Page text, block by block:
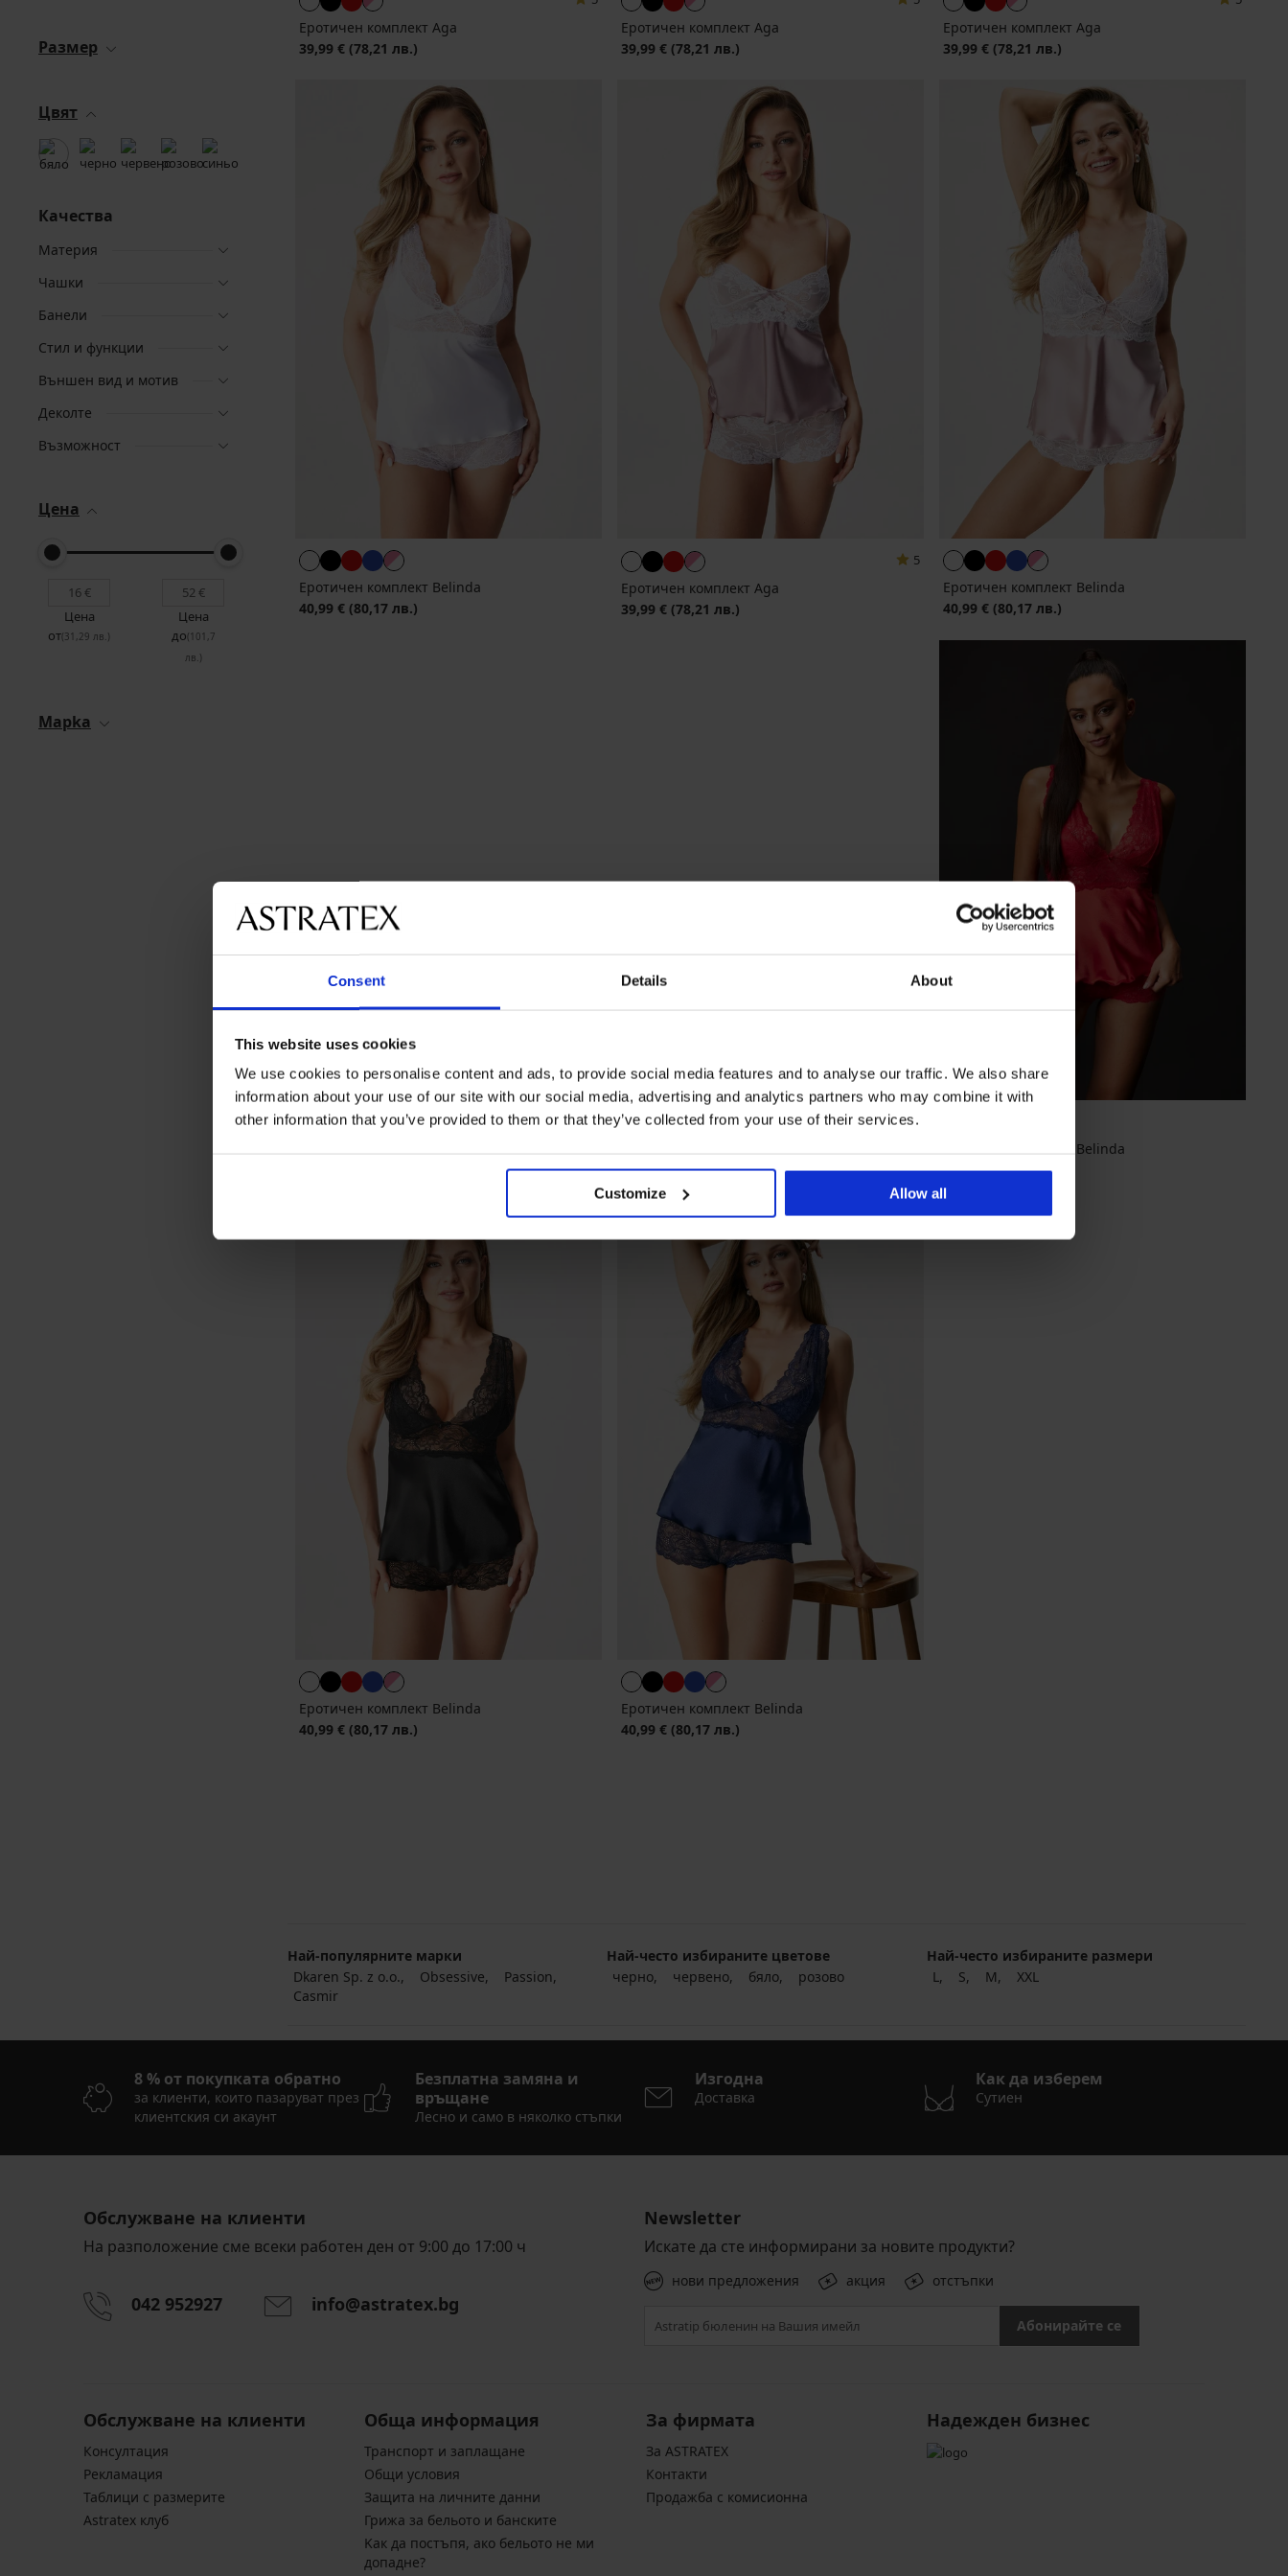
Consent Details About
This website uses cookies
We use cookies to personalise content and ads, to provide social media features and to analyse our traffic. We also share
information about your use of our site with our social media, advertising and analytics partners who may combine it with
other information that you’ve provided to them or that they’ve collected from your use of their services.
Customize Allow all
Размер
Цвят
Качества
Материя
Чашки
Банели
Стил и функции
Външен вид и мотив
Деколте
Възможност
Цена
Цена
от(31,29 лв.)
Цена
до(101,7
лв.)
Mapka
Еротичен комплект Aga
39,99 € (78,21 лв.)
Еротичен комплект Aga
39,99 € (78,21 лв.)
Еротичен комплект Aga
39,99 € (78,21 лв.)
Еротичен комплект Belinda
40,99 € (80,17 лв.)
5
Еротичен комплект Aga
39,99 € (78,21 лв.)
Еротичен комплект Belinda
40,99 € (80,17 лв.)
Еротичен комплект Belinda
40,99 €(80,17 лв.)
Еротичен комплект Belinda
40,99 € (80,17 лв.)
Еротичен комплект Belinda
40,99 € (80,17 лв.)
Най-популярните марки
Dkaren Sp. z o.o.
Obsessive
Passion
Casmir
Най-често избираните цветове
черно
червено бяло розово
Най-често избираните размери
L
S M XXL
8 % от покупката обратно
за клиенти, които пазаруват през
клиентския си акаунт
Безплатна замяна и
връщане
Лесно и само в няколко стъпки
Изгодна
Доставка
Как да изберем
Сутиен
Обслужване на клиенти
На разположение сме всеки работен ден от 9:00 до 17:00 ч
042 952927 info@astratex.bg
Newsletter
Искате да сте информирани за новите продукти?
нови предложения акция отстъпки
Абонирайте се
Обслужване на клиенти
Консултация
Pекламация
Таблици с размерите
Astratex клуб
Обща информация
Транспорт и заплащане
Общи условия
Защита на личните данни
Грижа за бельото и банските
Kак да постъпя, ако бельото не ми
допадне?
За фирмата
За ASTRATEX
Контакти
Продажба с комисионна
Надежден бизнес